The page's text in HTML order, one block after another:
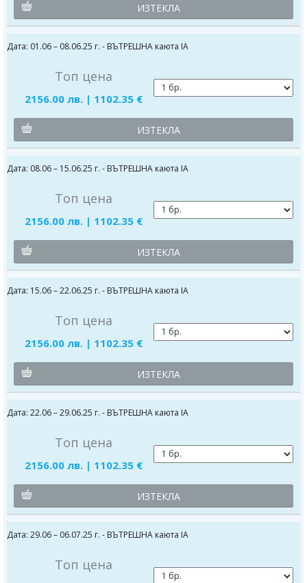
ИЗТЕКЛА
Дата: 01.06 – 08.06.25 г. - ВЪТРЕШНА каюта IA
Топ цена
2156.00 лв. | 1102.35 €
ИЗТЕКЛА
Дата: 08.06 – 15.06.25 г. - ВЪТРЕШНА каюта IA
Топ цена
2156.00 лв. | 1102.35 €
ИЗТЕКЛА
Дата: 15.06 – 22.06.25 г. - ВЪТРЕШНА каюта IA
Топ цена
2156.00 лв. | 1102.35 €
ИЗТЕКЛА
Дата: 22.06 – 29.06.25 г. - ВЪТРЕШНА каюта IA
Топ цена
2156.00 лв. | 1102.35 €
ИЗТЕКЛА
Дата: 29.06 – 06.07.25 г. - ВЪТРЕШНА каюта IA
Топ цена